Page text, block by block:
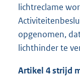
lichtreclame
opgenomen,
lichthinder te
Artikel 4 strijd